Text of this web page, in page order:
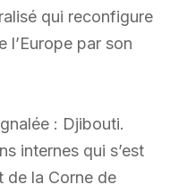
qui reconfigure
l’Europe par son
: Djibouti.
internes qui s’est
de la Corne de